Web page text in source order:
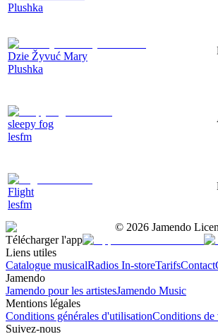
Plushka
Dzie Žyvuć Mary
Plushka
sleepy fog
lesfm
Flight
lesfm
© 2026 Jamendo
Télécharger l'app
Liens utiles
Catalogue musicalRadios In-storeTarifsContact
Jamendo
Jamendo pour les artistesJamendo Music
Mentions légales
Conditions générales d'utilisationConditions de
Suivez-nous